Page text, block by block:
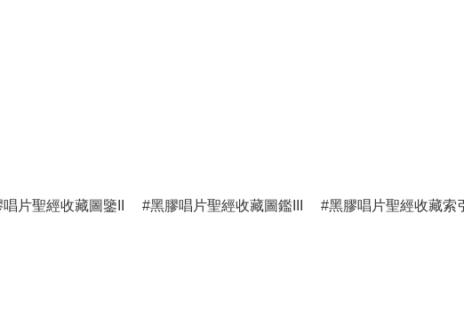
片聖經收藏圖鑒II 黑膠唱片聖經收藏圖鑑III 黑膠唱片聖經收藏索